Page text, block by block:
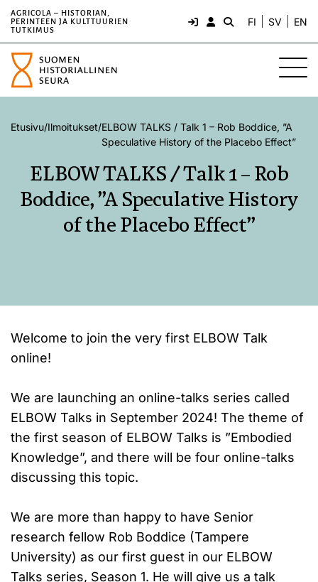
AGRICOLA – HISTORIAN,
PERINTEEN JA KULTTUURIEN
TUTKIMUS
FI SV EN
Etusivu/Ilmoitukset/ELBOW TALKS / Talk 1 – Rob Boddice, ”A
Speculative History of the Placebo Effect”
ELBOW TALKS / Talk 1 – Rob
Boddice, ”A Speculative History
of the Placebo Effect”
Welcome to join the very first ELBOW Talk
online!
We are launching an online-talks series called
ELBOW Talks in September 2024! The theme of
the first season of ELBOW Talks is ”Embodied
Knowledge”, and there will be four online-talks
discussing this topic.
We are more than happy to have Senior
research fellow Rob Boddice (Tampere
University) as our first guest in our ELBOW
Talks series, Season 1. He will give us a talk